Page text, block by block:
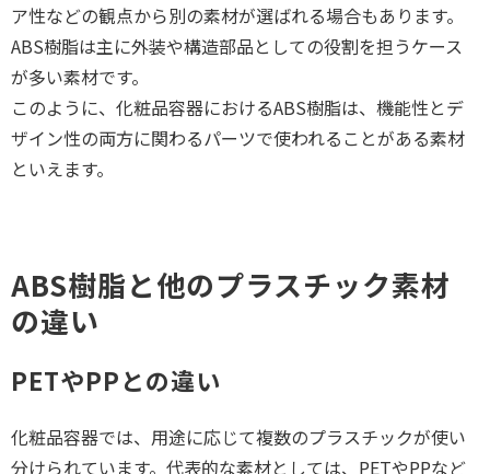
ア性などの観点から別の素材が選ばれる場合もあります。
ABS樹脂は主に外装や構造部品としての役割を担うケース
が多い素材です。
このように、化粧品容器におけるABS樹脂は、機能性とデ
ザイン性の両方に関わるパーツで使われることがある素材
といえます。
ABS樹脂と他のプラスチック素材
の違い
PETやPPとの違い
化粧品容器では、用途に応じて複数のプラスチックが使い
分けられています。代表的な素材としては、PETやPPなど